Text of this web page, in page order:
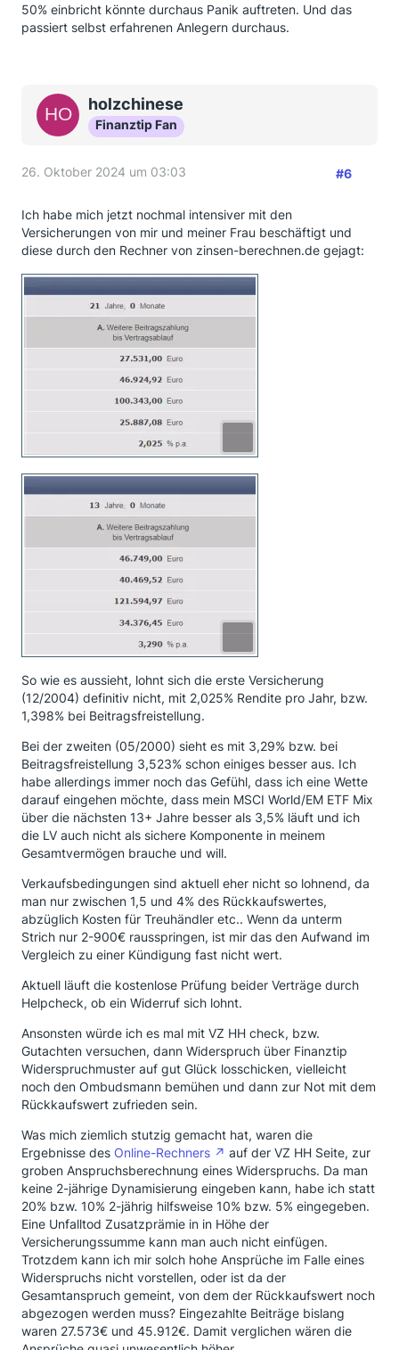
50% einbricht könnte durchaus Panik auftreten. Und das
passiert selbst erfahrenen Anlegern durchaus.
holzchinese
Finanztip Fan
26. Oktober 2024 um 03:03 #6
Ich habe mich jetzt nochmal intensiver mit den
Versicherungen von mir und meiner Frau beschäftigt und
diese durch den Rechner von zinsen-berechnen.de gejagt:
So wie es aussieht, lohnt sich die erste Versicherung
(12/2004) definitiv nicht, mit 2,025% Rendite pro Jahr, bzw.
1,398% bei Beitragsfreistellung.
Bei der zweiten (05/2000) sieht es mit 3,29% bzw. bei
Beitragsfreistellung 3,523% schon einiges besser aus. Ich
habe allerdings immer noch das Gefühl, dass ich eine Wette
darauf eingehen möchte, dass mein MSCI World/EM ETF Mix
über die nächsten 13+ Jahre besser als 3,5% läuft und ich
die LV auch nicht als sichere Komponente in meinem
Gesamtvermögen brauche und will.
Verkaufsbedingungen sind aktuell eher nicht so lohnend, da
man nur zwischen 1,5 und 4% des Rückkaufswertes,
abzüglich Kosten für Treuhändler etc.. Wenn da unterm
Strich nur 2-900€ rausspringen, ist mir das den Aufwand im
Vergleich zu einer Kündigung fast nicht wert.
Aktuell läuft die kostenlose Prüfung beider Verträge durch
Helpcheck, ob ein Widerruf sich lohnt.
Ansonsten würde ich es mal mit VZ HH check, bzw.
Gutachten versuchen, dann Widerspruch über Finanztip
Widerspruchmuster auf gut Glück losschicken, vielleicht
noch den Ombudsmann bemühen und dann zur Not mit dem
Rückkaufswert zufrieden sein.
Was mich ziemlich stutzig gemacht hat, waren die
Ergebnisse des Online-Rechners
auf der VZ HH Seite, zur
groben Anspruchsberechnung eines Widerspruchs. Da man
keine 2-jährige Dynamisierung eingeben kann, habe ich statt
20% bzw. 10% 2-jährig hilfsweise 10% bzw. 5% eingegeben.
Eine Unfalltod Zusatzprämie in in Höhe der
Versicherungssumme kann man auch nicht einfügen.
Trotzdem kann ich mir solch hohe Ansprüche im Falle eines
Widerspruchs nicht vorstellen, oder ist da der
Gesamtanspruch gemeint, von dem der Rückkaufswert noch
abgezogen werden muss? Eingezahlte Beiträge bislang
waren 27.573€ und 45.912€. Damit verglichen wären die